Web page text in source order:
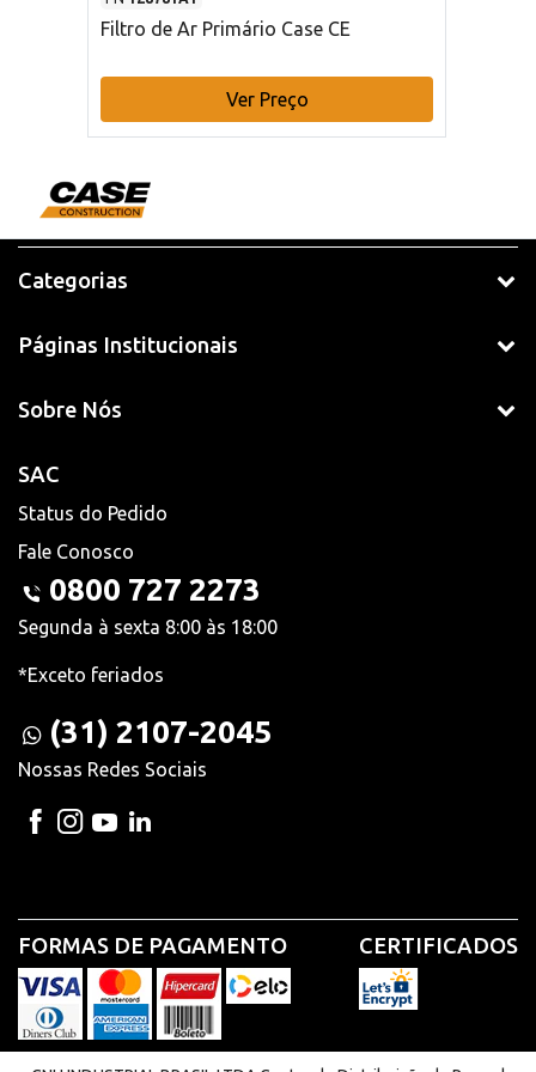
Filtro de Ar Primário Case CE
Ver Preço
Categorias
Páginas Institucionais
Sobre Nós
SAC
Status do Pedido
Fale Conosco
0800 727 2273
Segunda à sexta 8:00 às 18:00
*Exceto feriados
(31) 2107-2045
Nossas Redes Sociais
FORMAS DE PAGAMENTO CERTIFICADOS